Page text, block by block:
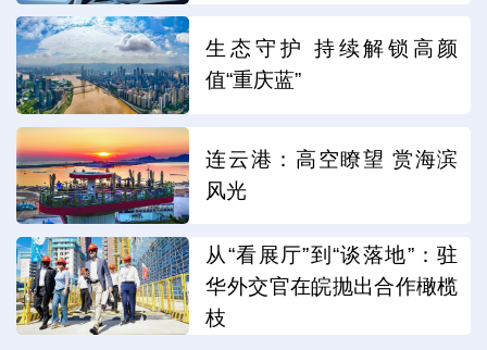
生态守护 持续解锁高颜
值“重庆蓝”
连云港：高空瞭望 赏海滨
风光
从“看展厅”到“谈落地”：驻
华外交官在皖抛出合作橄榄
枝